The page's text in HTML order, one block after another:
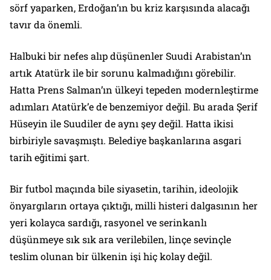
sörf yaparken, Erdoğan’ın bu kriz karşısında alacağı
tavır da önemli.
Halbuki bir nefes alıp düşünenler Suudi Arabistan’ın
artık Atatürk ile bir sorunu kalmadığını görebilir.
Hatta Prens Salman’ın ülkeyi tepeden modernleştirme
adımları Atatürk’e de benzemiyor değil. Bu arada Şerif
Hüseyin ile Suudiler de aynı şey değil. Hatta ikisi
birbiriyle savaşmıştı. Belediye başkanlarına asgari
tarih eğitimi şart.
Bir futbol maçında bile siyasetin, tarihin, ideolojik
önyargıların ortaya çıktığı, milli histeri dalgasının her
yeri kolayca sardığı, rasyonel ve serinkanlı
düşünmeye sık sık ara verilebilen, linçe sevinçle
teslim olunan bir ülkenin işi hiç kolay değil.